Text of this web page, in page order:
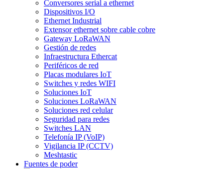
Conversores serial a ethernet
Dispositivos I/O
Ethernet Industrial
Extensor ethernet sobre cable cobre
Gateway LoRaWAN
Gestión de redes
Infraestructura Ethercat
Periféricos de red
Placas modulares IoT
Switches y redes WIFI
Soluciones IoT
Soluciones LoRaWAN
Soluciones red celular
Seguridad para redes
Switches LAN
Telefonía IP (VoIP)
Vigilancia IP (CCTV)
Meshtastic
Fuentes de poder